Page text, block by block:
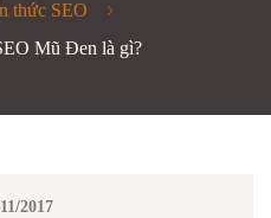
thức SEO
Mũ Đen là gì?
2017